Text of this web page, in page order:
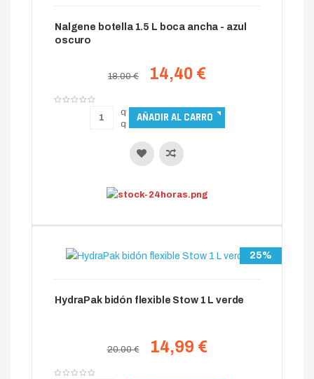
Nalgene botella 1.5 L boca ancha - azul
oscuro
18.00 € 14,40 €
25%
HydraPak bidón flexible Stow 1 L verde
20.00 € 14,99 €